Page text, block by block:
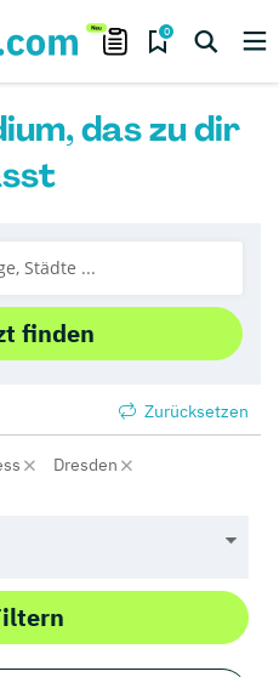
0
das zu dir
finden
Zurücksetzen
Dresden